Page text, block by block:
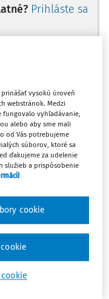
Prihláste sa
len
oblasti je
portálu.
na 10 dní
aj k
prinášať vysokú úroveň
webstránok. Medzi
fungovalo vyhľadávanie,
alebo aby sme mali
od Vás potrebujeme
súborov, ktoré sa
ďakujeme za udelenie
služieb a prispôsobenie
cookie